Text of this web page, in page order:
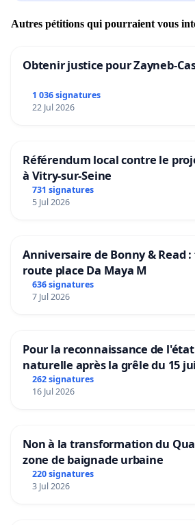
Autres pétitions qui pourraient vous
Obtenir justice pour Zayneb-
1 036 signatures
22 Jul 2026
Référendum local contre le
à Vitry-sur-Seine
731 signatures
5 Jul 2026
Anniversaire de Bonny & Read
route place Da Maya M
636 signatures
7 Jul 2026
Pour la reconnaissance de
naturelle après la grêle du 15
Aubenas et ses alentours
262 signatures
16 Jul 2026
Non à la transformation du
zone de baignade urbaine
220 signatures
3 Jul 2026